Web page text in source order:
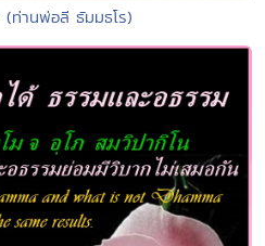
(ท่านพ่อลี ธัมมธโร)